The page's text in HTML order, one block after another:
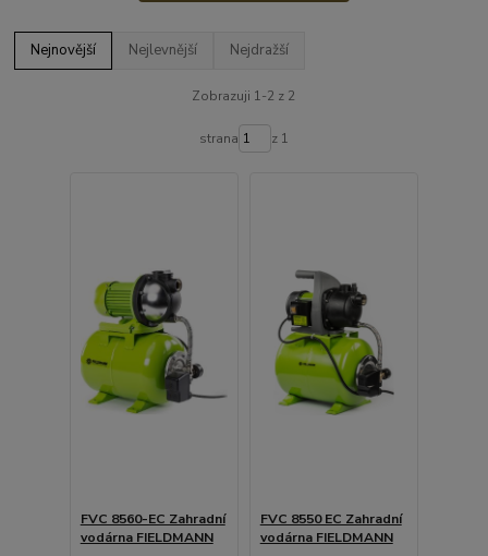
Nejnovější Nejlevnější Nejdražší
Zobrazuji 1-2 z 2
strana z 1
FVC 8560-EC Zahradní
vodárna FIELDMANN
FVC 8550 EC Zahradní
vodárna FIELDMANN